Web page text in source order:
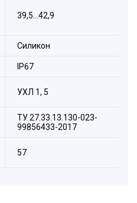
39,5…42,9
Силикон
IP67
УХЛ 1, 5
ТУ 27.33.13.130-023-
99856433-2017
57